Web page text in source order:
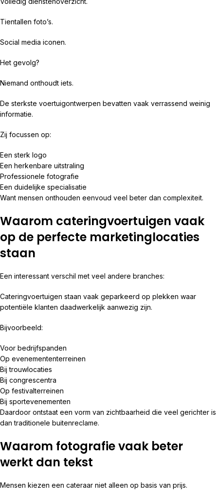
Tientallen foto’s.
Social media iconen.
Het gevolg?
Niemand onthoudt iets.
De sterkste voertuigontwerpen bevatten vaak verrassend weinig
informatie.
Zij focussen op:
Een sterk logo
Een herkenbare uitstraling
Professionele fotografie
Een duidelijke specialisatie
Want mensen onthouden eenvoud veel beter dan complexiteit.
Waarom cateringvoertuigen vaak
op de perfecte marketinglocaties
staan
Een interessant verschil met veel andere branches:
Cateringvoertuigen staan vaak geparkeerd op plekken waar
potentiële klanten daadwerkelijk aanwezig zijn.
Bijvoorbeeld:
Voor bedrijfspanden
Op evenemententerreinen
Bij trouwlocaties
Bij congrescentra
Op festivalterreinen
Bij sportevenementen
Daardoor ontstaat een vorm van zichtbaarheid die veel gerichter is
dan traditionele buitenreclame.
Waarom fotografie vaak beter
werkt dan tekst
Mensen kiezen een cateraar niet alleen op basis van prijs.